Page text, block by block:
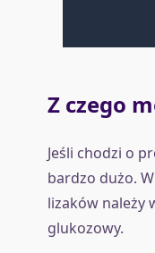
Z czego
Jeśli chodzi o
bardzo dużo.
lizaków należy
glukozowy.